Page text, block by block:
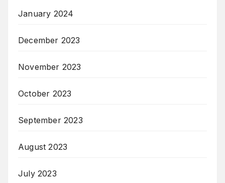
January 2024
December 2023
November 2023
October 2023
September 2023
August 2023
July 2023